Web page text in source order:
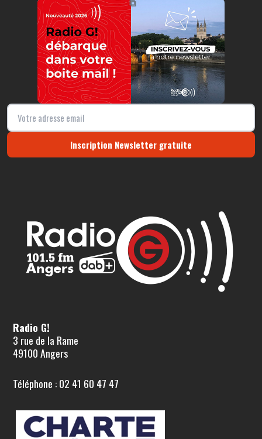
⧉
Inscription Newsletter gratuite
Radio G!
3 rue de la Rame
49100 Angers
Téléphone : 02 41 60 47 47